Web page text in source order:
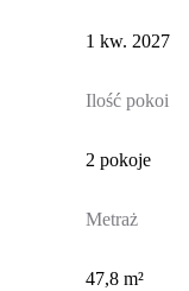
1 kw. 2027
Ilość pokoi
2 pokoje
Metraż
47,8 m²